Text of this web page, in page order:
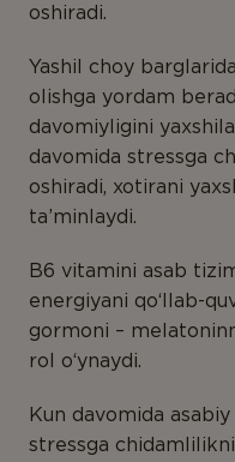
oshiradi.
Yashil choy
olishga yordam
davomiyligini
davomida stressga
oshiradi, xotirani
ta’minlaydi.
B6 vitamini asab
energiyani qo‘llab-
gormoni –
rol o‘ynaydi.
Kun davomida
stressga